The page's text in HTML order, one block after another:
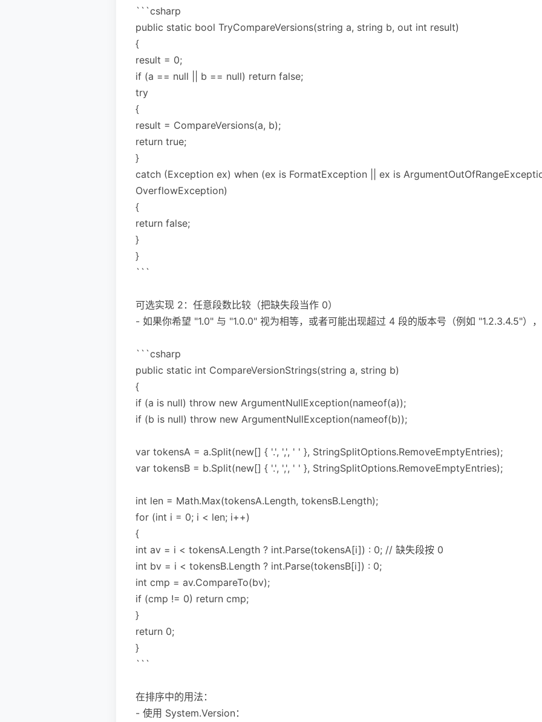
```csharp
public static bool TryCompareVersions(string a, string b, out int result)
{
result = 0;
if (a == null || b == null) return false;
try
{
result = CompareVersions(a, b);
return true;
}
catch (Exception ex) when (ex is FormatException || ex is
OverflowException)
{
return false;
}
}
```
可选实现 2：任意段数比较（把缺失段当作 0）
- 如果你希望 "1.0" 与 "1.0.0" 视为相等，或者可能出现超过 4 段的版本号（例如 "1.2.3.4.5"），
```csharp
public static int CompareVersionStrings(string a, string b)
{
if (a is null) throw new ArgumentNullException(nameof(a));
if (b is null) throw new ArgumentNullException(nameof(b));
var tokensA = a.Split(new[] { '.', ',', ' ' }, StringSplitOptions.RemoveEmptyEntries);
var tokensB = b.Split(new[] { '.', ',', ' ' }, StringSplitOptions.RemoveEmptyEntries);
int len = Math.Max(tokensA.Length, tokensB.Length);
for (int i = 0; i < len; i++)
{
int av = i < tokensA.Length ? int.Parse(tokensA[i]) : 0; // 缺失段按 0
int bv = i < tokensB.Length ? int.Parse(tokensB[i]) : 0;
int cmp = av.CompareTo(bv);
if (cmp != 0) return cmp;
}
return 0;
}
```
在排序中的用法：
- 使用 System.Version：